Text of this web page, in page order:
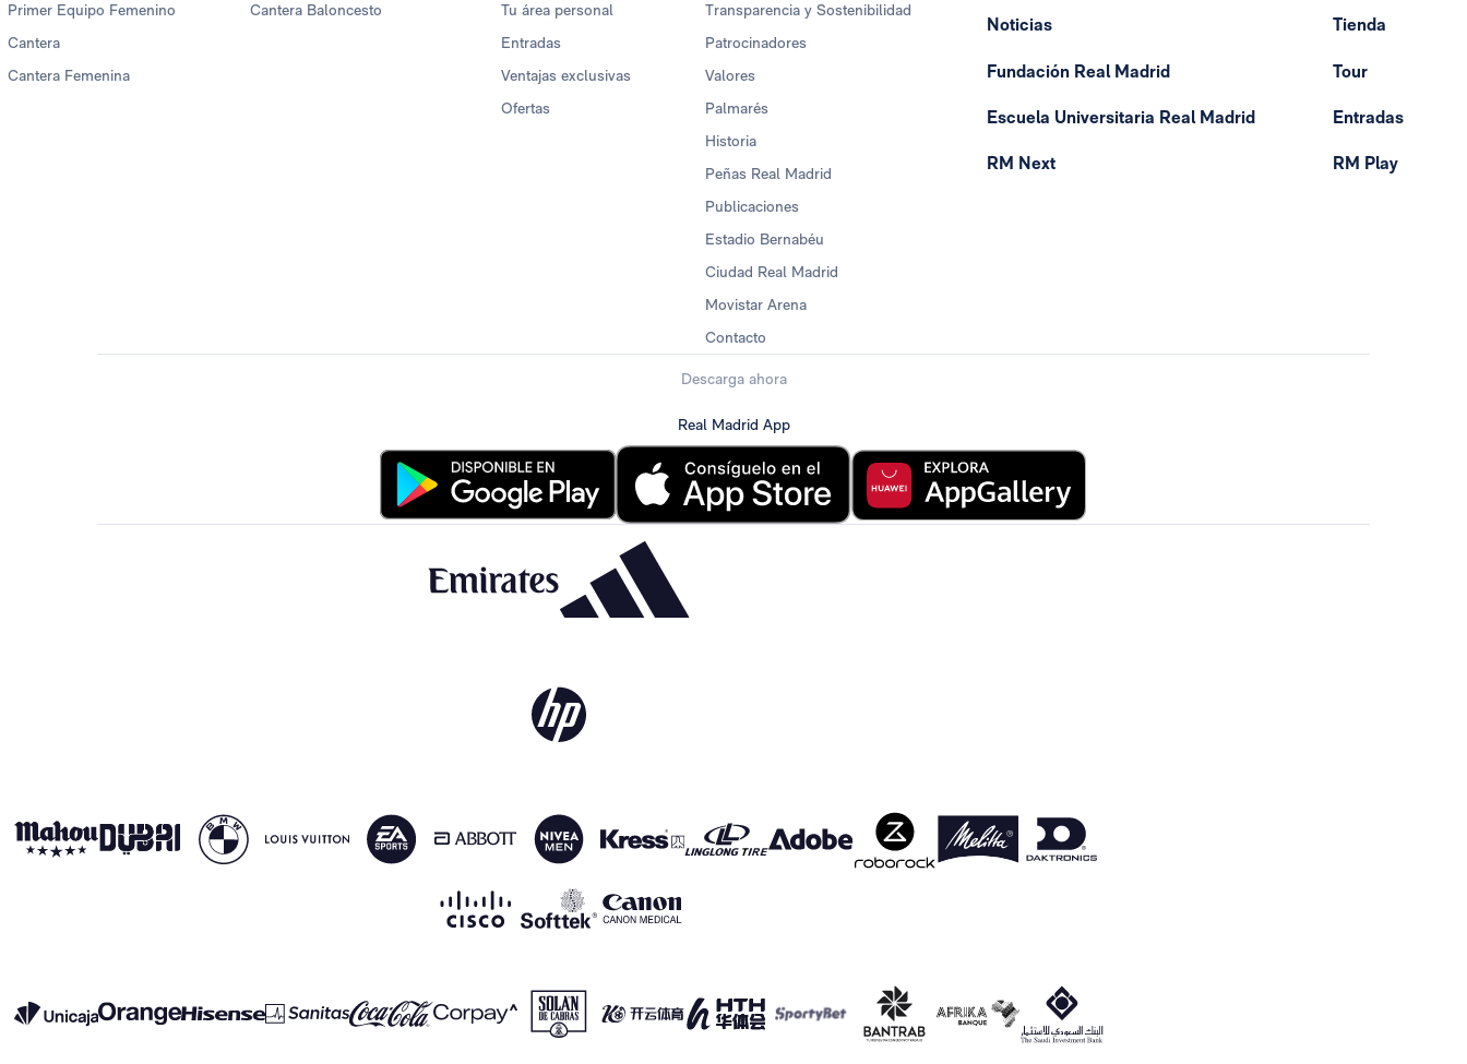
Primer Equipo Femenino
Cantera
Cantera Femenina
Cantera Baloncesto
Tu área personal
Entradas
Ventajas exclusivas
Ofertas
Transparencia y Sostenibilidad
Patrocinadores
Valores
Palmarés
Historia
Peñas Real Madrid
Publicaciones
Estadio Bernabéu
Ciudad Real Madrid
Movistar Arena
Contacto
Noticias
Fundación Real Madrid
Escuela Universitaria Real Madrid
RM Next
Tienda
Tour
Entradas
RM Play
Descarga ahora
Real Madrid App